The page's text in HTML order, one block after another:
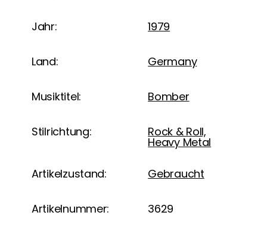
Jahr: 1979
Land: Germany
Musiktitel: Bomber
Stilrichtung: Rock & Roll,
Heavy Metal
Artikelzustand: Gebraucht
Artikelnummer: 3629